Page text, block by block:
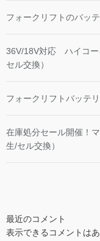
フォークリフトのバッ
36V/18V対応 ハイコー
セル交換）
フォークリフトバッテ
在庫処分セール開催！
生/セル交換）
最近のコメント
表示できるコメントはあ